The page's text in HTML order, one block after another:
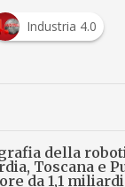
Industria 4.0
della
Toscana e
da 1,1 miliardi